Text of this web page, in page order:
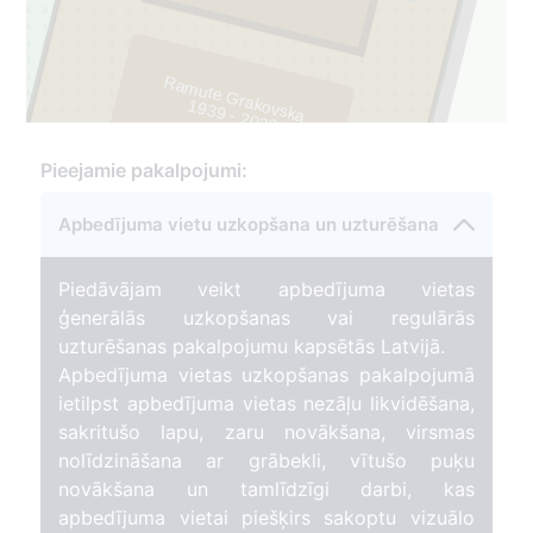
21
Ramute Grakovska
1939 - 2022
Pieejamie pakalpojumi:
Apbedījuma vietu uzkopšana un uzturēšana
Piedāvājam veikt apbedījuma vietas
ģenerālās uzkopšanas vai regulārās
uzturēšanas pakalpojumu kapsētās Latvijā.
Apbedījuma vietas uzkopšanas pakalpojumā
ietilpst apbedījuma vietas nezāļu likvidēšana,
sakritušo lapu, zaru novākšana, virsmas
nolīdzināšana ar grābekli, vītušo puķu
novākšana un tamlīdzīgi darbi, kas
apbedījuma vietai piešķirs sakoptu vizuālo